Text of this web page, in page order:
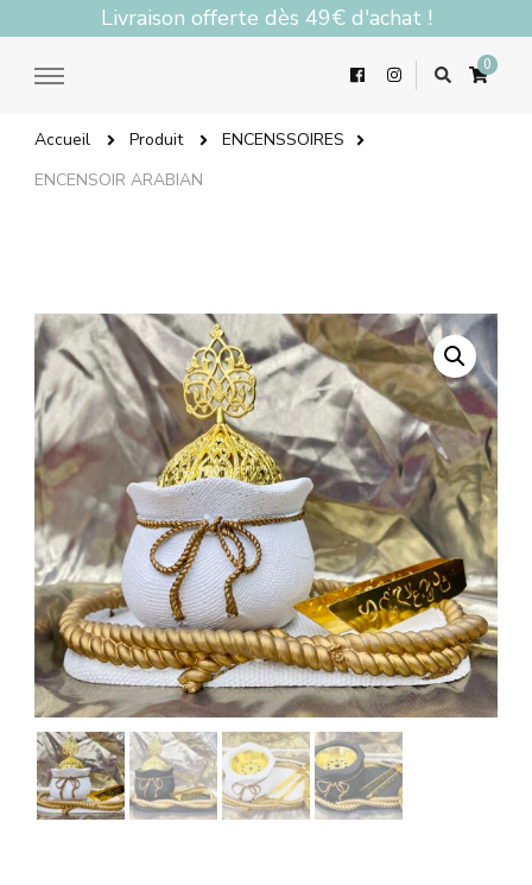
Livraison offerte dès 49€ d'achat !
0
Accueil Produit
ENCENSSOIRES
ENCENSOIR ARABIAN